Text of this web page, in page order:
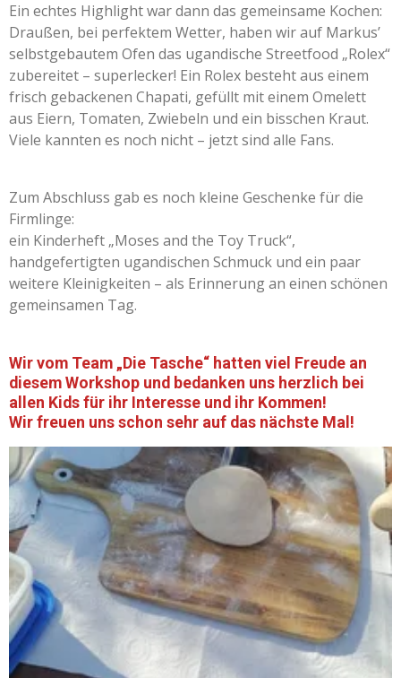
Ein echtes Highlight war dann das gemeinsame Kochen:
Draußen, bei perfektem Wetter, haben wir auf Markus’
selbstgebautem Ofen das ugandische Streetfood „Rolex“
zubereitet – superlecker! Ein Rolex besteht aus einem
frisch gebackenen Chapati, gefüllt mit einem Omelett
aus Eiern, Tomaten, Zwiebeln und ein bisschen Kraut.
Viele kannten es noch nicht – jetzt sind alle Fans.
Zum Abschluss gab es noch kleine Geschenke für die
Firmlinge:
ein Kinderheft „Moses and the Toy Truck“,
handgefertigten ugandischen Schmuck und ein paar
weitere Kleinigkeiten – als Erinnerung an einen schönen
gemeinsamen Tag.
Wir vom Team „Die Tasche“ hatten viel Freude an
diesem Workshop und bedanken uns herzlich bei
allen Kids für ihr Interesse und ihr Kommen!
Wir freuen uns schon sehr auf das nächste Mal!